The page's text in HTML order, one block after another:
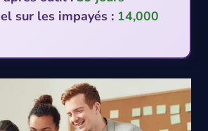
sur les impayés : 14,000